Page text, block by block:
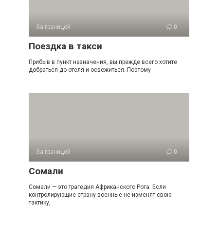
За границей 0
Поездка в такси
Прибыв в пункт назначения, вы прежде всего хотите
добраться до отеля и освежиться. Поэтому
За границей 0
Сомали
Сомали — это трагедия Африканского Рога. Если
контролирующие страну военные не изменят свою
тактику,